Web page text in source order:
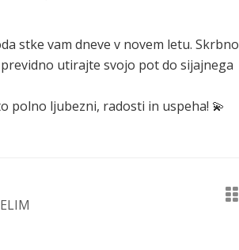
stke vam dneve v novem letu. Skrbno
utirajte svojo pot do sijajnega
polno ljubezni, radosti in uspeha! 💫